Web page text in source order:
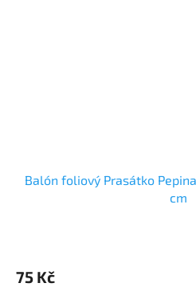
Balón foliový Prasátko
cm
75 Kč